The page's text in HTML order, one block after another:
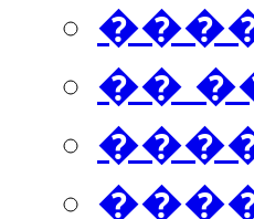
��